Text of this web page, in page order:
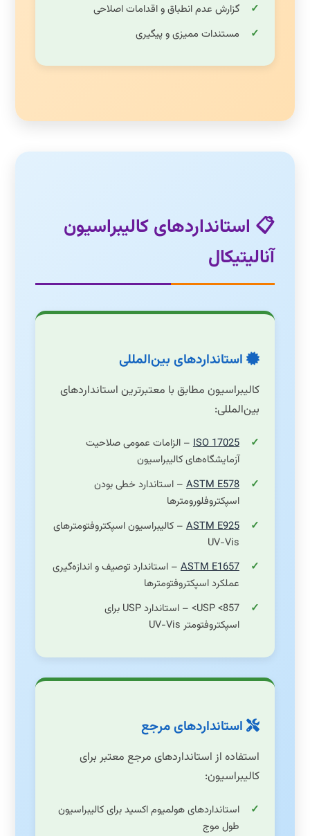
گزارش عدم انطباق و اقدامات اصلاحی
مستندات ممیزی و پیگیری
📋 استانداردهای کالیبراسیون
آنالیتیکال
استانداردهای بین‌المللی
کالیبراسیون مطابق با معتبرترین استانداردهای
بین‌المللی:
ISO 17025 – الزامات عمومی صلاحیت
آزمایشگاه‌های کالیبراسیون
ASTM E578 – استاندارد خطی بودن
اسپکتروفلورومترها
ASTM E925 – کالیبراسیون اسپکتروفتومترهای
UV-Vis
ASTM E1657 – استاندارد توصیف و اندازه‌گیری
عملکرد اسپکتروفتومترها
USP <857> – استاندارد USP برای
اسپکتروفتومتر UV-Vis
استانداردهای مرجع
استفاده از استانداردهای مرجع معتبر برای
کالیبراسیون:
استانداردهای هولمیوم اکسید برای کالیبراسیون
طول موج